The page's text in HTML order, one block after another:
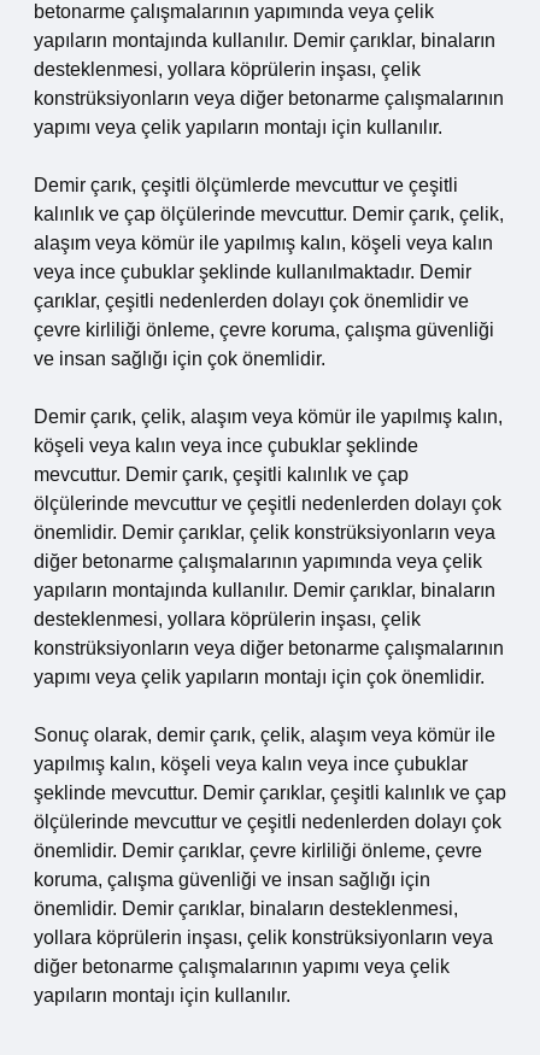
betonarme çalışmalarının yapımında veya çelik
yapıların montajında kullanılır. Demir çarıklar, binaların
desteklenmesi, yollara köprülerin inşası, çelik
konstrüksiyonların veya diğer betonarme çalışmalarının
yapımı veya çelik yapıların montajı için kullanılır.
Demir çarık, çeşitli ölçümlerde mevcuttur ve çeşitli
kalınlık ve çap ölçülerinde mevcuttur. Demir çarık, çelik,
alaşım veya kömür ile yapılmış kalın, köşeli veya kalın
veya ince çubuklar şeklinde kullanılmaktadır. Demir
çarıklar, çeşitli nedenlerden dolayı çok önemlidir ve
çevre kirliliği önleme, çevre koruma, çalışma güvenliği
ve insan sağlığı için çok önemlidir.
Demir çarık, çelik, alaşım veya kömür ile yapılmış kalın,
köşeli veya kalın veya ince çubuklar şeklinde
mevcuttur. Demir çarık, çeşitli kalınlık ve çap
ölçülerinde mevcuttur ve çeşitli nedenlerden dolayı çok
önemlidir. Demir çarıklar, çelik konstrüksiyonların veya
diğer betonarme çalışmalarının yapımında veya çelik
yapıların montajında kullanılır. Demir çarıklar, binaların
desteklenmesi, yollara köprülerin inşası, çelik
konstrüksiyonların veya diğer betonarme çalışmalarının
yapımı veya çelik yapıların montajı için çok önemlidir.
Sonuç olarak, demir çarık, çelik, alaşım veya kömür ile
yapılmış kalın, köşeli veya kalın veya ince çubuklar
şeklinde mevcuttur. Demir çarıklar, çeşitli kalınlık ve çap
ölçülerinde mevcuttur ve çeşitli nedenlerden dolayı çok
önemlidir. Demir çarıklar, çevre kirliliği önleme, çevre
koruma, çalışma güvenliği ve insan sağlığı için
önemlidir. Demir çarıklar, binaların desteklenmesi,
yollara köprülerin inşası, çelik konstrüksiyonların veya
diğer betonarme çalışmalarının yapımı veya çelik
yapıların montajı için kullanılır.